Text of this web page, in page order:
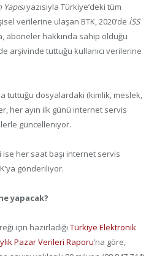
yazısıyla Türkiye’deki tüm
verilerine ulaşan BTK, 2020’de İSS
aboneler hakkında sahip olduğu
arşivinde tuttuğu kullanıcı verilerine
tuttuğu dosyalardaki (kimlik, meslek,
her ayın ilk günü internet servis
güncelleniyor.
her saat başı internet servis
gönderiliyor.
yapacak?
için hazırladığı Türkiye Elektronik
Pazar Verileri Raporu’na göre,